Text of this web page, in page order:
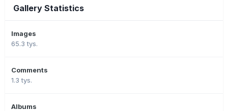
Gallery Statistics
Images
65.3 tys.
Comments
1.3 tys.
Albums